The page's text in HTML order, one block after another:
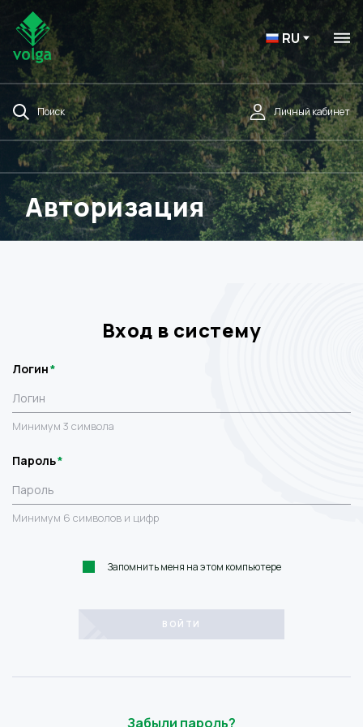
RU
Поиск Личный кабинет
Авторизация
Вход в систему
Логин
Минимум 3 символа
Пароль
Минимум 6 символов и цифр
Запомнить меня на этом компьютере
Забыли пароль?